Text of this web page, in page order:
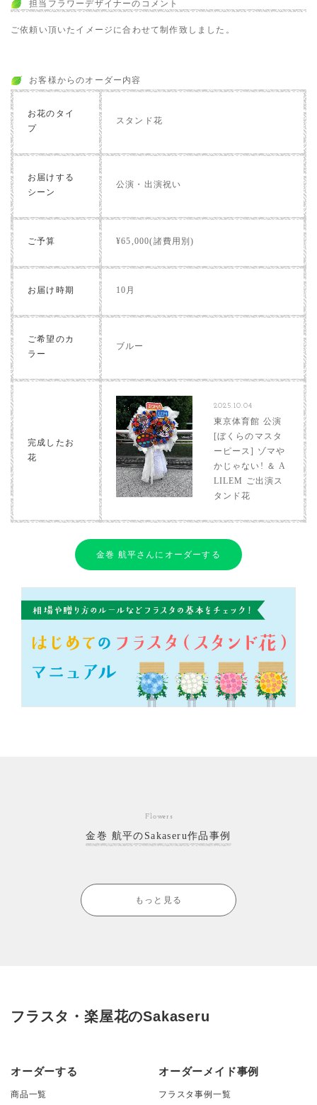
担当フラワーデザイナーのコメント
ご依頼い頂いたイメージに合わせて制作致しました。
お客様からのオーダー内容
お花のタイ
プ
スタンド花
お届けする
シーン
公演・出演祝い
ご予算 ¥65,000(諸費用別)
お届け時期 10月
ご希望のカ
ラー
ブルー
完成したお
花
2025.10.04
東京体育館 公演
[ぼくらのマスタ
ーピース] ゾマや
かじゃない! ＆ A
LILEM ご出演ス
タンド花
金巻 航平さんにオーダーする
Flowers
金巻 航平のSakaseru作品事例
もっと見る
フラスタ・楽屋花のSakaseru
オーダーする
商品一覧
オーダーメイド事例
フラスタ事例一覧